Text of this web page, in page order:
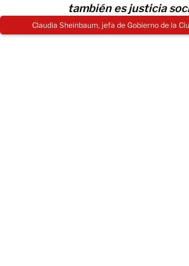
también es justicia
Claudia Sheinbaum, jefa de Gobierno de la